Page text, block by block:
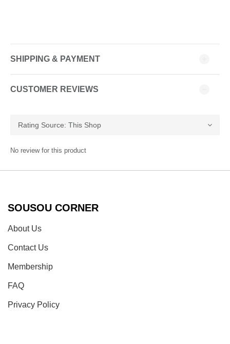
SHIPPING & PAYMENT
CUSTOMER REVIEWS
No review for this product
SOUSOU CORNER
About Us
Contact Us
Membership
FAQ
Privacy Policy